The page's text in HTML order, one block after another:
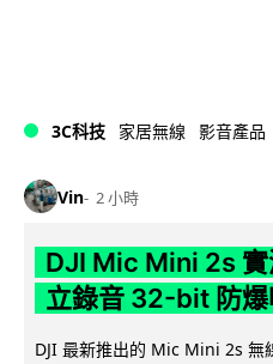
3C科技 家居無線 影音產品
Vin 2 小時
DJI Mic Mini 2s
立錄音 32-bit 防爆
DJI 最新推出的 Mic Mini 2s 無